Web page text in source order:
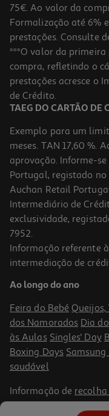
Auriculares Bt Jbl Sense
129.99 €/un
129,99 €
Auriculares Open-Ear Jbl
179.99 €/un
179,99 €
75€. Ao valor da
Formalização até 6%
prestações. Consulte
***O valor da primeira
compra, refletindo o
prestações acresce o
de Crédito.
TAEG DO CARTÃO DE
Exemplo para um
meses. TAN 17,60 %.
aprovação. Informe-
Portugal, registado no
Auchan Retail
Intermediário de
exclusividade,
7952.
Informação referente
intermediação de
Ao longo do ano
Feira do Bebé Queijos,
dos Namorados Dia
às Aulas Singles' Day
Boxing Days Samsung
saudável
Informação de